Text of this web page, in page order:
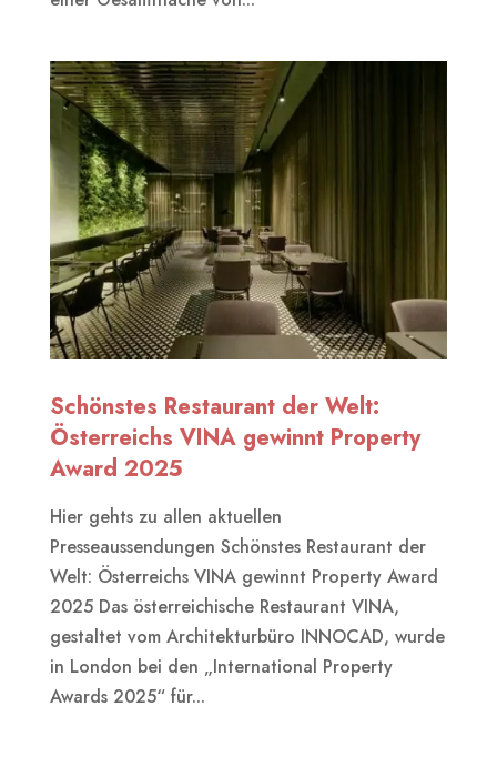
Schönstes Restaurant der Welt:
Österreichs VINA gewinnt Property
Award 2025
Hier gehts zu allen aktuellen
Presseaussendungen Schönstes Restaurant der
Welt: Österreichs VINA gewinnt Property Award
2025 Das österreichische Restaurant VINA,
gestaltet vom Architekturbüro INNOCAD, wurde
in London bei den „International Property
Awards 2025“ für...